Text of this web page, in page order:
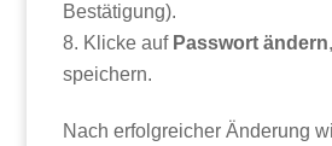
Bestätigung).
Klicke auf Passwort ändern
speichern.
Nach erfolgreicher Änderung